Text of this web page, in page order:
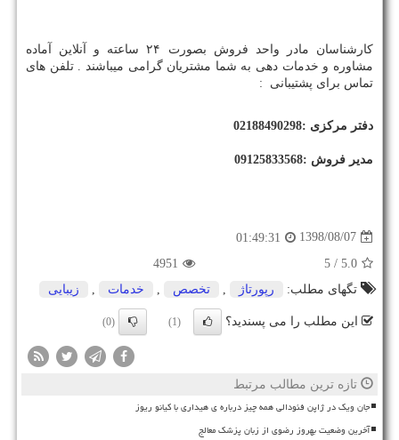
کارشناسان مادر واحد فروش بصورت ۲۴ساعته و آنلاین آماده
مشاوره و خدمات دهی به شما مشتریان گرامی میباشند . تلفن های
تماس برای پشتیبانی :
دفتر مرکزی :02188490298
مدیر فروش :09125833568
1398/08/07
01:49:31
5.0
/ 5
4951
تگهای مطلب:
رپورتاژ تخصص خدمات زیبایی
این مطلب را می پسندید؟ (1)
(0)
تازه ترین مطالب مرتبط
جان ویک در ژاپن فئودالی همه چیز درباره ی هیداری با کیانو ریوز
آخرین وضعیت بهروز رضوی از زبان پزشک معالج